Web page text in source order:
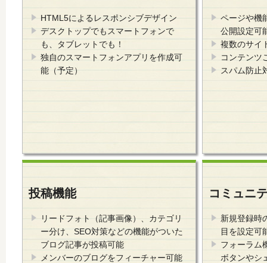
HTML5によるレスポンシブデザイン
デスクトップでもスマートフォンで
も、タブレットでも！
独自のスマートフォンアプリを作成可
能（予定）
ページや機
公開設定可
複数のサイ
コンテンツ
スパム防止
投稿機能
リードフォト（記事画像）、カテゴリ
ー分け、SEO対策などの機能がついた
ブログ記事が投稿可能
メンバーのブログをフィーチャー可能
コミュニ
新規登録時
目を設定可
フォーラム
ボタンやシ